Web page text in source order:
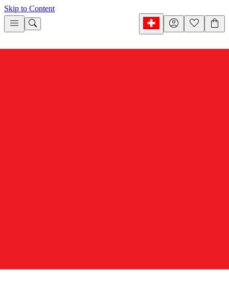
Skip to Content